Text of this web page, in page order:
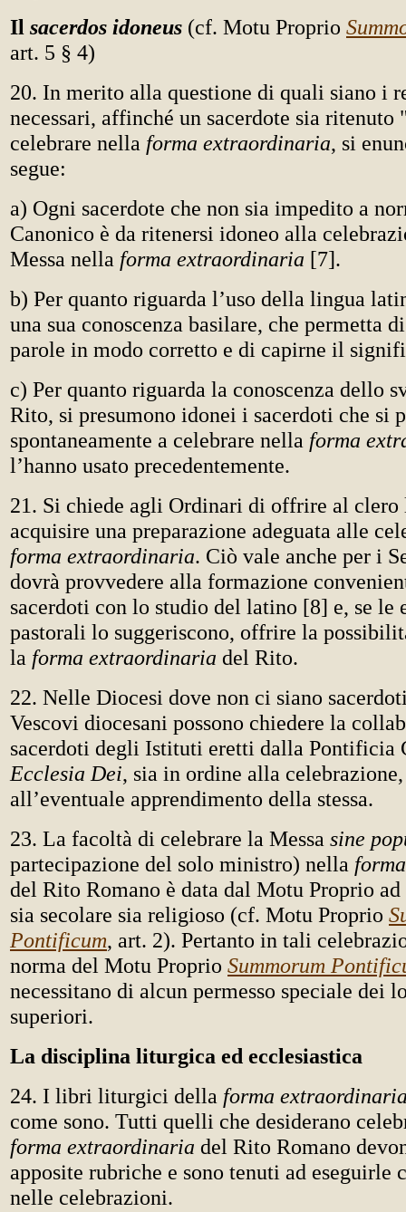
Il sacerdos idoneus (cf. Motu Proprio
art. 5 § 4)
20. In merito alla questione di quali siano i
necessari, affinché un sacerdote sia ritenuto
celebrare nella forma extraordinaria, si
segue:
a) Ogni sacerdote che non sia impedito a
Canonico è da ritenersi idoneo alla
Messa nella forma extraordinaria [7].
b) Per quanto riguarda l’uso della lingua
una sua conoscenza basilare, che permetta
parole in modo corretto e di capirne il
c) Per quanto riguarda la conoscenza dello
Rito, si presumono idonei i sacerdoti che si
spontaneamente a celebrare nella forma
l’hanno usato precedentemente.
21. Si chiede agli Ordinari di offrire al
acquisire una preparazione adeguata alle
forma extraordinaria. Ciò vale anche per i
dovrà provvedere alla formazione
sacerdoti con lo studio del latino [8] e, se le
pastorali lo suggeriscono, offrire la
la forma extraordinaria del Rito.
22. Nelle Diocesi dove non ci siano
Vescovi diocesani possono chiedere la
sacerdoti degli Istituti eretti dalla Pontificia
Ecclesia Dei, sia in ordine alla
all’eventuale apprendimento della stessa.
23. La facoltà di celebrare la Messa sine
partecipazione del solo ministro) nella
del Rito Romano è data dal Motu Proprio ad
sia secolare sia religioso (cf. Motu Proprio
Pontificum, art. 2). Pertanto in tali
norma del Motu Proprio Summorum
necessitano di alcun permesso speciale dei
superiori.
La disciplina liturgica ed ecclesiastica
24. I libri liturgici della forma
come sono. Tutti quelli che desiderano
forma extraordinaria del Rito Romano
apposite rubriche e sono tenuti ad eseguirle
nelle celebrazioni.